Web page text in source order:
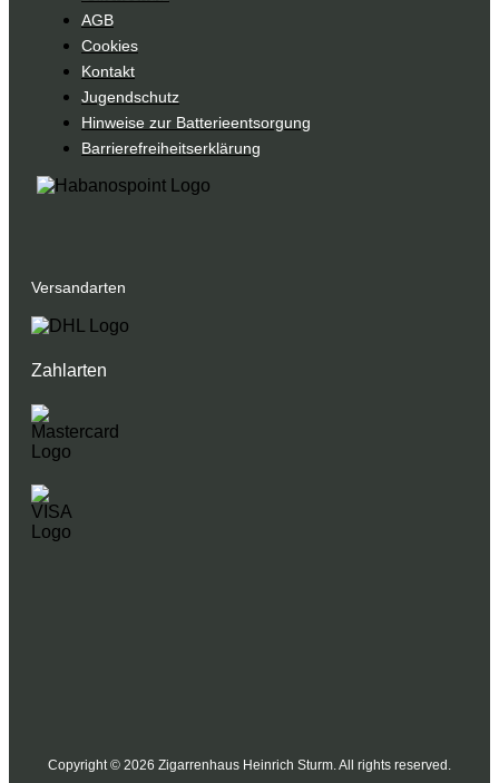
AGB
Cookies
Kontakt
Jugendschutz
Hinweise zur Batterieentsorgung
Barrierefreiheitserklärung
Versandarten
Zahlarten
Copyright © 2026 Zigarrenhaus Heinrich Sturm. All rights reserved.